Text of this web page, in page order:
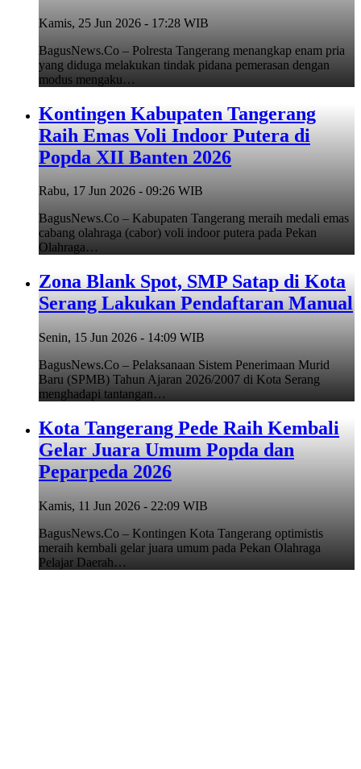
Kamis, 25 Jun 2026 - 17:28 WIB
BagusNews.Co – Polresta Tangerang menangkap enam pria
yang diduga melakukan tindak pidana pemerasan dengan
modus mengaku…
Kontingen Kabupaten Tangerang
Raih Emas Voli Indoor Putera di
Popda XII Banten 2026
Rabu, 17 Jun 2026 - 09:26 WIB
BagusNews.Co – Kabupaten Tangerang meraih medali emas
cabang olahraga (cabor) voli indoor putera pada Pekan
Olahraga…
Zona Blank Spot, SMP Satap di Kota
Serang Lakukan Pendaftaran Manual
Senin, 15 Jun 2026 - 14:09 WIB
BagusNews.Co – Pelaksanaan Sistem Penerimaan Murid
Baru (SPMB) Tahun Ajaran 2026/2007 di Kota Serang
menghadapi tantangan…
Kota Tangerang Pede Raih Kembali
Gelar Juara Umum Popda dan
Peparpeda 2026
Kamis, 11 Jun 2026 - 22:09 WIB
BagusNews.Co – Kontingen Kota Tangerang optimistis
meraih kembali gelar juara umum pada Pekan Olahraga
Pelajar Daerah…